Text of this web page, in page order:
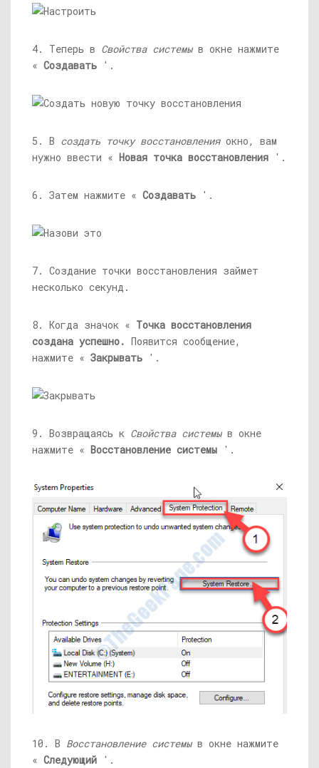
4. Теперь в Свойства системыв окне нажмите
« Создавать '.
5. В создать точку восстановленияокно, вам
нужно ввести « Новая точка восстановления '.
6. Затем нажмите « Создавать '.
7. Создание точки восстановления займет
несколько секунд.
8. Когда значок « Точка восстановления
создана успешно. Появится сообщение,
нажмите « Закрывать '.
9. Возвращаясь к Свойства системыв окне
нажмите « Восстановление системы '.
10. В Восстановление системыв окне нажмите
« Следующий '.